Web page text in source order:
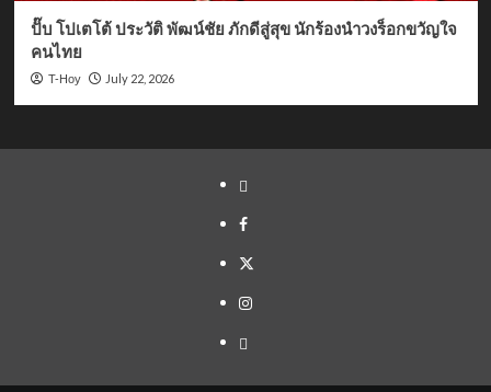
ปั๊บ โปเตโต้ ประวัติ พัฒน์ชัย ภักดีสู่สุข นักร้องนำวงร็อกขวัญใจ
คนไทย
T-Hoy July 22, 2026
Yelp
Facebook
Twitter
Instagram
Email